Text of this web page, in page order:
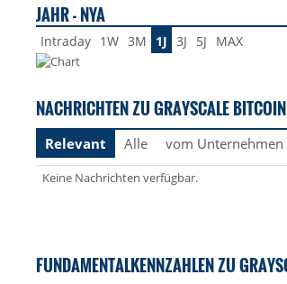
JAHR - NYA
Intraday 1W 3M 1J 3J 5J MAX
NACHRICHTEN ZU GRAYSCALE
Relevant Alle vom Unternehmen
Keine Nachrichten verfügbar.
FUNDAMENTALKENNZAHLEN ZU